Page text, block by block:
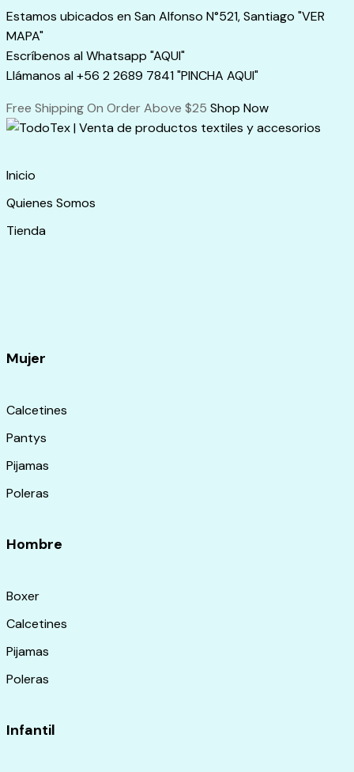
Skip
to
content
Estamos ubicados en San Alfonso N°521, Santiago "VER
MAPA"
Escríbenos al Whatsapp "AQUI"
Llámanos al +56 2 2689 7841 "PINCHA AQUI"
Free Shipping On Order Above $25 Shop Now
Inicio
Quienes Somos
Tienda
Mujer
Calcetines
Pantys
Pijamas
Poleras
Hombre
Boxer
Calcetines
Pijamas
Poleras
Infantil